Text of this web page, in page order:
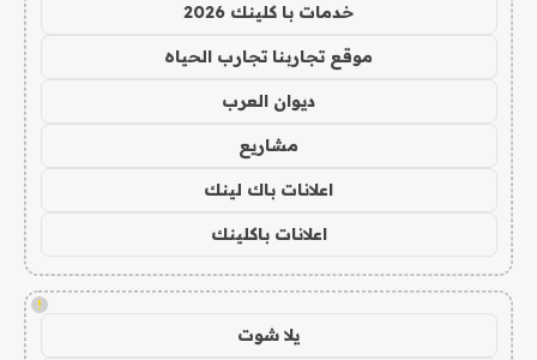
خدمات با كلينك 2026
موقع تجاربنا تجارب الحياه
ديوان العرب
مشاريع
اعلانات باك لينك
اعلانات باكلينك
!
يلا شوت